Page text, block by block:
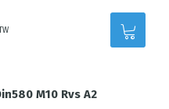
M10 Rvs A2